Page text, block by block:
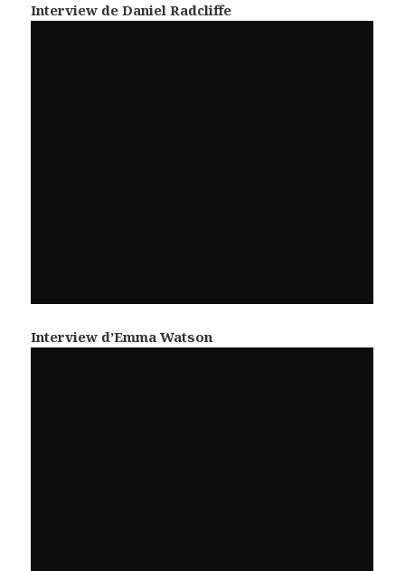
Interview de Daniel Radcliffe
Interview d’Emma Watson